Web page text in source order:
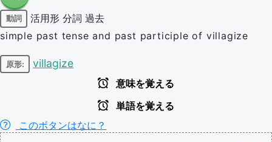
動詞 活用形 分詞 過去
simple past tense and past participle of villagize
原形: villagize
意味を覚える
単語を覚える
このボタンはなに？